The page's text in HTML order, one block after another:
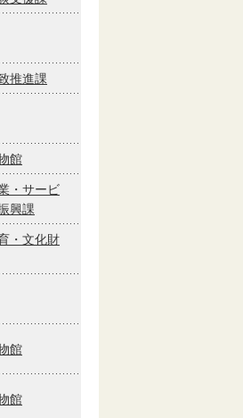
推進課
館
・サービ
興課
・文化財
館
館